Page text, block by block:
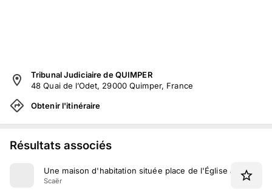
Tribunal Judiciaire de QUIMPER
48 Quai de l’Odet, 29000 Quimper, France
Obtenir l'itinéraire
Résultats associés
Une maison d'habitation située place de l'Église à Scaër
Scaër